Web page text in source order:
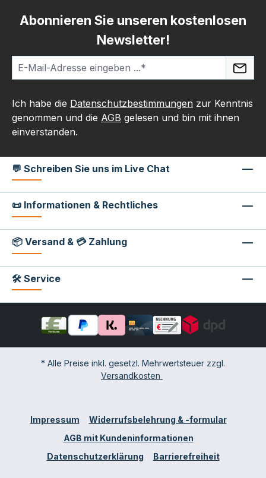
Abonnieren Sie unseren kostenlosen
Newsletter!
Ich habe die Datenschutzbestimmungen zur Kenntnis
genommen und die AGB gelesen und bin mit ihnen
einverstanden.
💬 Schreiben Sie uns im Live Chat
📜 Informationen & Rechtliches
📦 Versand & 💳 Zahlung
🛠 Service
* Alle Preise inkl. gesetzl. Mehrwertsteuer zzgl.
Versandkosten
Impressum
Widerrufsbelehrung & -formular
AGB mit Kundeninformationen
Datenschutzerklärung
Barrierefreiheit